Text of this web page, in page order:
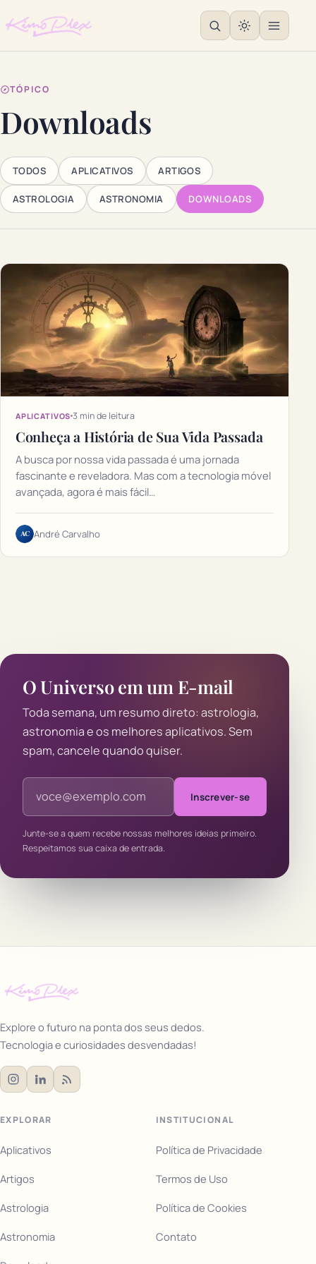
TÓPICO
Downloads
TODOS APLICATIVOS ARTIGOS
ASTROLOGIA ASTRONOMIA DOWNLOADS
Articles
APLICATIVOS 3 min de leitura
Conheça a História de Sua Vida Passada
A busca por nossa vida passada é uma jornada
fascinante e reveladora. Mas com a tecnologia móvel
avançada, agora é mais fácil…
AC André Carvalho
O Universo em um E-mail
Toda semana, um resumo direto: astrologia,
astronomia e os melhores aplicativos. Sem
spam, cancele quando quiser.
Endereço de e-mail
Inscrever-se
Junte-se a quem recebe nossas melhores ideias primeiro.
Respeitamos sua caixa de entrada.
Explore o futuro na ponta dos seus dedos.
Tecnologia e curiosidades desvendadas!
EXPLORAR
Aplicativos
Artigos
Astrologia
Astronomia
INSTITUCIONAL
Política de Privacidade
Termos de Uso
Política de Cookies
Contato